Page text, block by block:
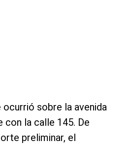
sobre la avenida
con la calle 145. De
preliminar, el